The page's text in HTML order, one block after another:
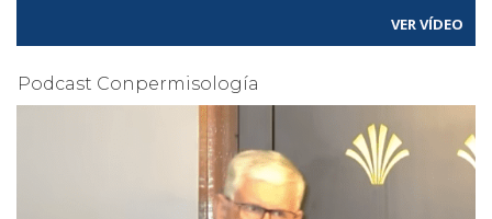
VER VÍDEO
Podcast Conpermisología